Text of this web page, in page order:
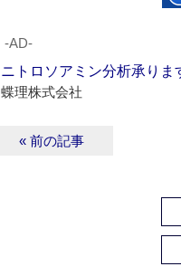
‐AD‐
ニトロソアミン分析承り
蝶理株式会社
« 前の記事